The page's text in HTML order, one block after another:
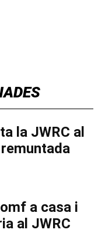
la JWRC al
a casa i
al JWRC